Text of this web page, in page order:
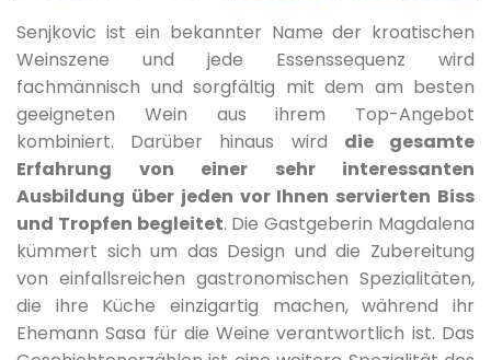
Senjkovic ist ein bekannter Name der kroatischen
Weinszene und jede Essenssequenz wird
fachmännisch und sorgfältig mit dem am besten
geeigneten Wein aus ihrem Top-Angebot
kombiniert. Darüber hinaus wird die gesamte
Erfahrung von einer sehr interessanten
Ausbildung über jeden vor Ihnen servierten Biss
und Tropfen begleitet. Die Gastgeberin Magdalena
kümmert sich um das Design und die Zubereitung
von einfallsreichen gastronomischen Spezialitäten,
die ihre Küche einzigartig machen, während ihr
Ehemann Sasa für die Weine verantwortlich ist. Das